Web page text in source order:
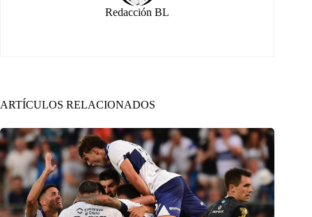
Redacción BL
ARTÍCULOS RELACIONADOS